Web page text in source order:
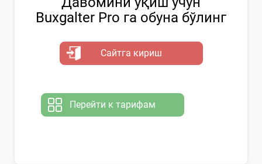
Buxgalter Pro га обуна бўлинг
Сайтга кириш
Перейти к тарифам